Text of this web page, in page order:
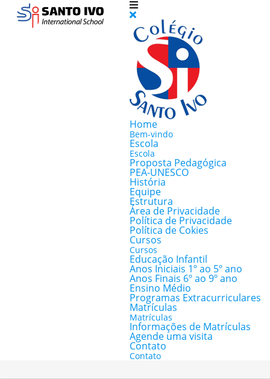
Home
Bem-vindo
Escola
Escola
Proposta Pedagógica
PEA-UNESCO
História
Equipe
Estrutura
Área de Privacidade
Política de Privacidade
Política de Cokies
Cursos
Cursos
Educação Infantil
Anos Iniciais 1º ao 5º ano
Anos Finais 6º ao 9º ano
Ensino Médio
Programas Extracurriculares
Matrículas
Matrículas
Informações de Matrículas
Agende uma visita
Contato
Contato